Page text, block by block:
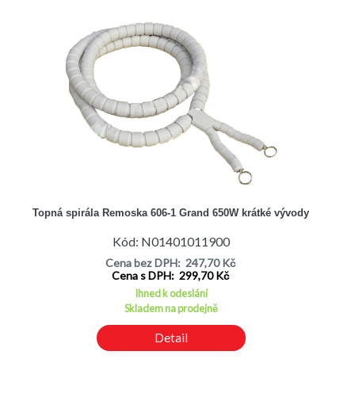
Topná spirála Remoska 606-1 Grand 650W krátké vývody
Kód: N01401011900
Cena bez DPH: 247,70 Kč
Cena s DPH: 299,70 Kč
Ihned k odeslání
Skladem na prodejně
Detail